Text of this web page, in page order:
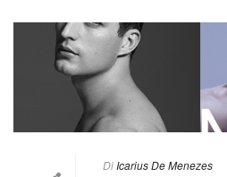
Di Icarius De Menezes